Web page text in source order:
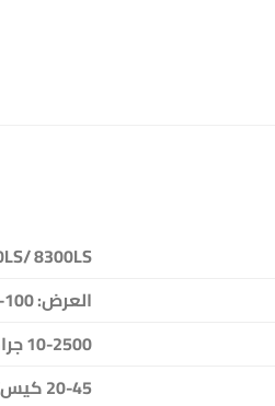
8300LS
العرض: 100-300 مم الطول: 100-450 مم
10-2500 جرام (حسب نوع المنتج)
20-45 كيس/دقيقة (1200-2700 كيس/دقيقة)